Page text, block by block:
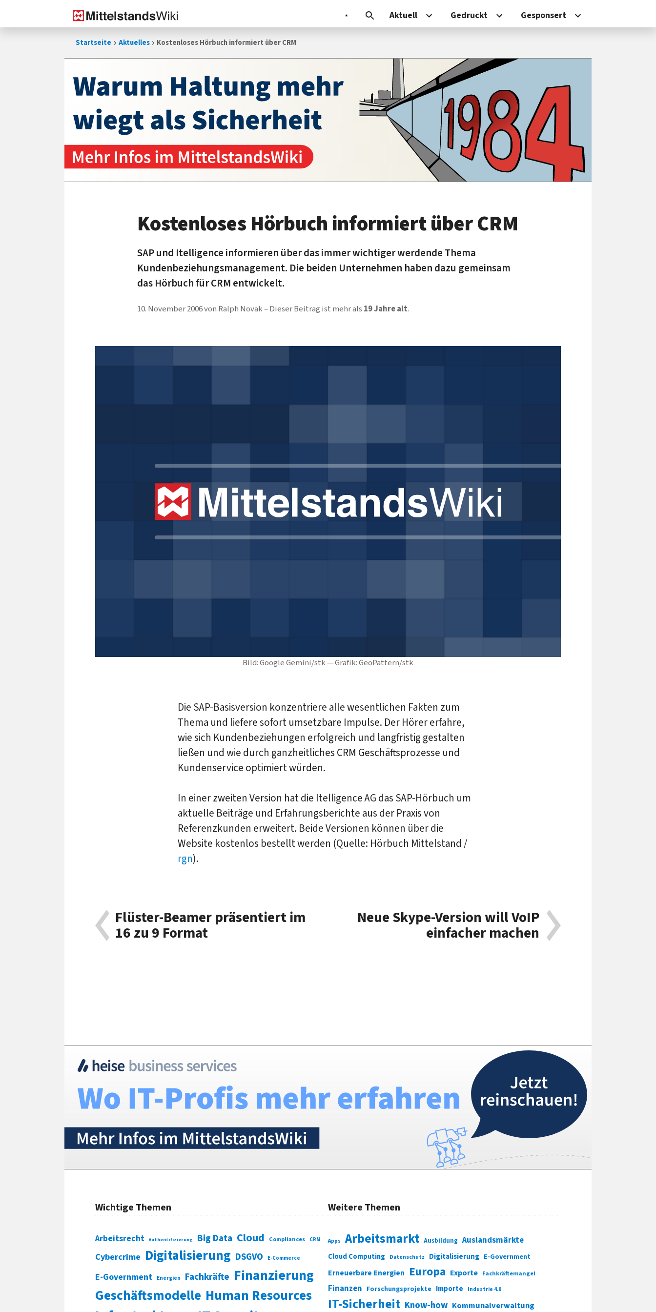
Aktuell Gedruckt Gesponsert
Startseite Aktuelles Kostenloses Hörbuch informiert über CRM
Bild: Google Gemini/stk — Grafik: GeoPattern/stk
Kostenloses Hörbuch informiert über CRM
SAP und Itelligence informieren über das immer wichtiger werdende Thema
Kundenbeziehungsmanagement. Die beiden Unternehmen haben dazu gemeinsam
das Hörbuch für CRM entwickelt.
10. November 2006von Ralph Novak Dieser Beitrag ist mehr als 19 Jahre alt.
Die SAP-Basisversion konzentriere alle wesentlichen Fakten zum
Thema und liefere sofort umsetzbare Impulse. Der Hörer erfahre,
wie sich Kundenbeziehungen erfolgreich und langfristig gestalten
ließen und wie durch ganzheitliches CRM Geschäftsprozesse und
Kundenservice optimiert würden.
In einer zweiten Version hat die Itelligence AG das SAP-Hörbuch um
aktuelle Beiträge und Erfahrungsberichte aus der Praxis von
Referenzkunden erweitert. Beide Versionen können über die
Website kostenlos bestellt werden (Quelle: Hörbuch Mittelstand /
rgn).
Flüster-Beamer präsentiert im
16 zu 9 Format
Neue Skype-Version will VoIP
einfacher machen
Wichtige Themen
Arbeitsrecht Authentifizierung Big Data Cloud Compliances CRM
Cybercrime Digitalisierung DSGVO E-Commerce
E-Government Energien Fachkräfte Finanzierung
Geschäftsmodelle Human Resources
Weitere Themen
Apps Arbeitsmarkt Ausbildung Auslandsmärkte
Cloud Computing Datenschutz Digitalisierung E-Government
Erneuerbare Energien Europa Exporte Fachkräftemangel
Finanzen Forschungsprojekte Importe Industrie 4.0
IT-Sicherheit Know-how Kommunalverwaltung